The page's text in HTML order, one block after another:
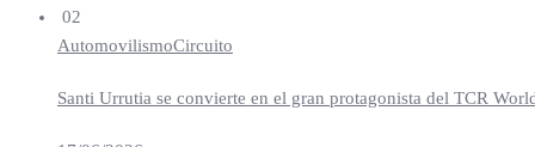
02
AutomovilismoCircuito
Santi Urrutia se convierte en el gran protagonista del TCR